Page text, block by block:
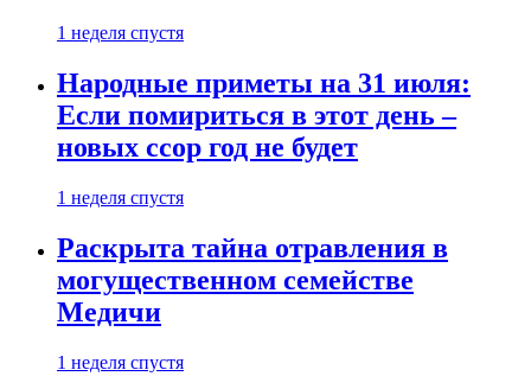
1 неделя спустя
Народные приметы на 31 июля:
Если помириться в этот день –
новых ссор год не будет
1 неделя спустя
Раскрыта тайна отравления в
могущественном семействе
Медичи
1 неделя спустя